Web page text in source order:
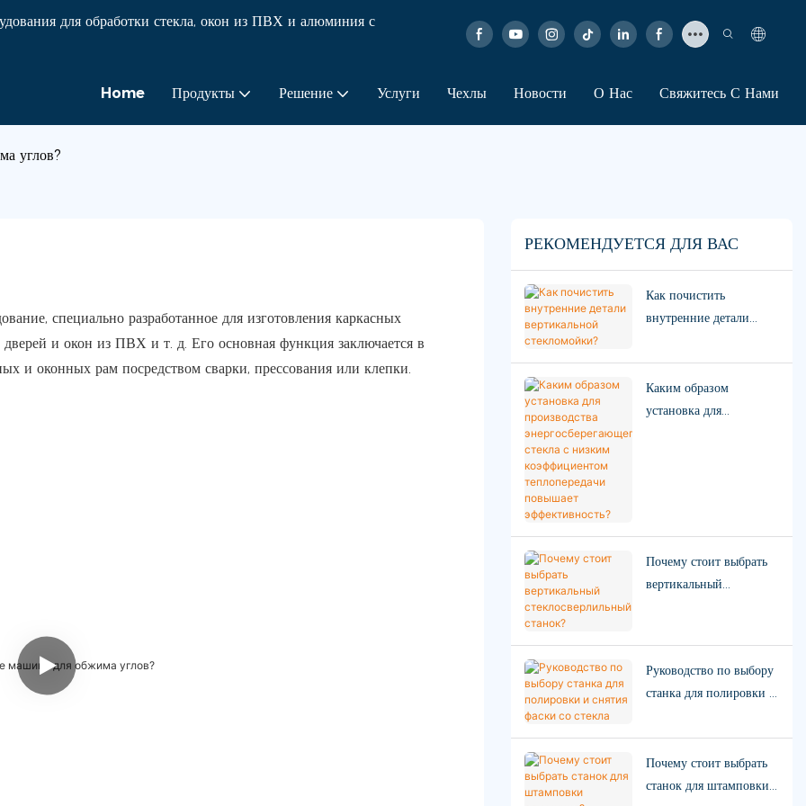
для обработки стекла, окон из ПВХ и алюминия с
Home Продукты Решение Услуги Чехлы Новости О Нас Свяжитесь С Нами
углов?
специально разработанное для изготовления каркасных
и окон из ПВХ и т. д. Его основная функция заключается в
и оконных рам посредством сварки, прессования или клепки.
РЕКОМЕНДУЕТСЯ ДЛЯ ВАС
Как почистить
внутренние детали
стекломойки?
Каким образом
установка для
эффективность?
Почему стоит выбрать
вертикальный
Руководство по выбору
станка для полировки и
Почему стоит выбрать
станок для штамповки